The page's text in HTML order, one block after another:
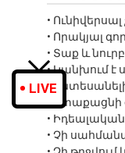
•
• Որակյալ
• Տաք և
• Կանխում է
•
•
•
• Չի
LIVE